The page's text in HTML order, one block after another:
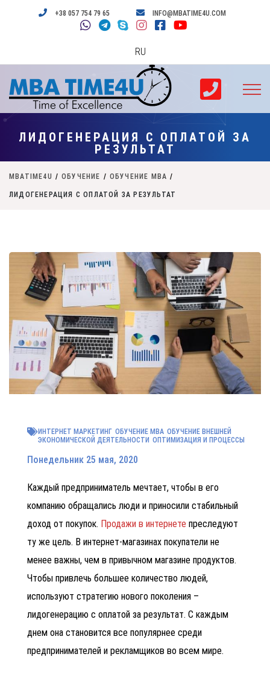
+38 057 754 79 65 INFO@MBATIME4U.COM
RU
ЛИДОГЕНЕРАЦИЯ С ОПЛАТОЙ ЗА
РЕЗУЛЬТАТ
MBATIME4U / ОБУЧЕНИЕ / ОБУЧЕНИЕ MBA /
ЛИДОГЕНЕРАЦИЯ С ОПЛАТОЙ ЗА РЕЗУЛЬТАТ
ИНТЕРНЕТ МАРКЕТИНГ ОБУЧЕНИЕ MBA ОБУЧЕНИЕ ВНЕШНЕЙ
ЭКОНОМИЧЕСКОЙ ДЕЯТЕЛЬНОСТИ ОПТИМИЗАЦИЯ И ПРОЦЕССЫ
Понедельник 25 мая, 2020
Каждый предприниматель мечтает, чтобы в его
компанию обращались люди и приносили стабильный
доход от покупок. Продажи в интернете преследуют
ту же цель. В интернет-магазинах покупатели не
менее важны, чем в привычном магазине продуктов.
Чтобы привлечь большее количество людей,
используют стратегию нового поколения –
лидогенерацию с оплатой за результат. С каждым
днем она становится все популярнее среди
предпринимателей и рекламщиков во всем мире.